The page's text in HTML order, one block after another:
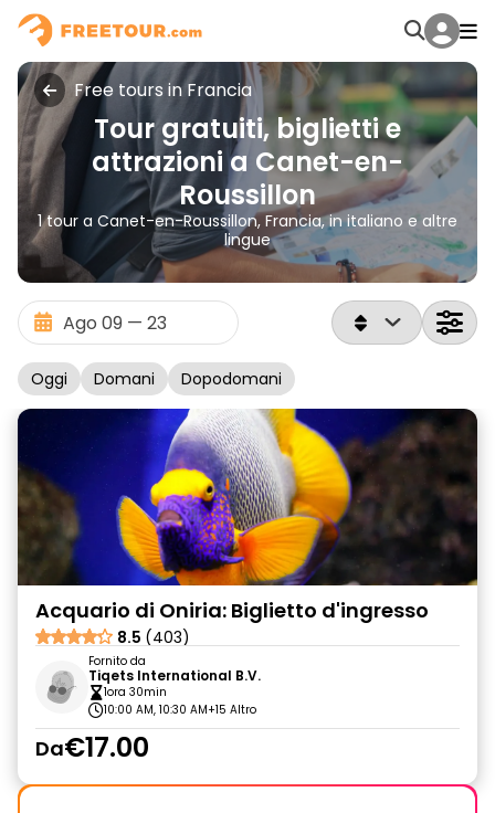
Free tours in Francia
Tour gratuiti, biglietti e
attrazioni a Canet-en-
Roussillon
1 tour a Canet-en-Roussillon, Francia, in italiano e altre
lingue
Oggi Domani Dopodomani
Acquario di Oniria: Biglietto d'ingresso
8.5 (403)
Fornito da
Tiqets International B.V.
1ora 30min
10:00 AM, 10:30 AM+15 Altro
Da€17.00